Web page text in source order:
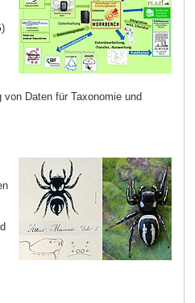
Daten für Taxonomie und